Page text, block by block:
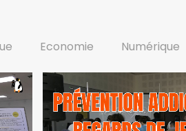
Economie Numérique